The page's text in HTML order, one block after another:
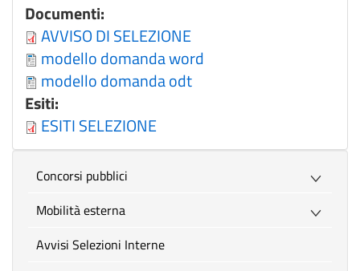
Documenti:
AVVISO DI SELEZIONE
modello domanda word
modello domanda odt
Esiti:
ESITI SELEZIONE
Concorsi pubblici
Mobilità esterna
Avvisi Selezioni Interne